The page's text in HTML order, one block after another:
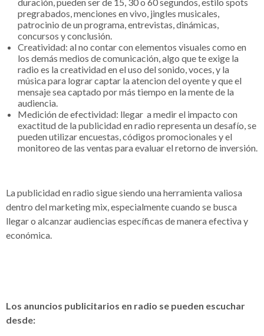
duración, pueden ser de 15, 30 o 60 segundos, estilo spots
pregrabados, menciones en vivo, jingles musicales,
patrocinio de un programa, entrevistas, dinámicas,
concursos y conclusión.
Creatividad: al no contar con elementos visuales como en
los demás medios de comunicación, algo que te exige la
radio es la creatividad en el uso del sonido, voces, y la
música para lograr captar la atencion del oyente y que el
mensaje sea captado por más tiempo en la mente de la
audiencia.
Medición de efectividad: llegar a medir el impacto con
exactitud de la publicidad en radio representa un desafío, se
pueden utilizar encuestas, códigos promocionales y el
monitoreo de las ventas para evaluar el retorno de inversión.
La publicidad en radio sigue siendo una herramienta valiosa
dentro del marketing mix, especialmente cuando se busca
llegar o alcanzar audiencias específicas de manera efectiva y
económica.
Los anuncios publicitarios en radio se pueden escuchar
desde: